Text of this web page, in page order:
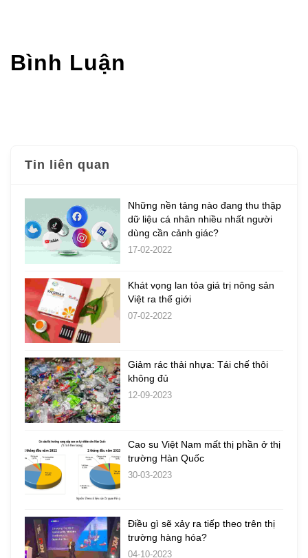
Bình Luận
Tin liên quan
Những nền tảng nào đang thu thập
dữ liệu cá nhân nhiều nhất người
dùng cần cảnh giác?
17-02-2022
Khát vọng lan tỏa giá trị nông sản
Việt ra thế giới
07-02-2022
Giảm rác thải nhựa: Tái chế thôi
không đủ
12-09-2023
Cao su Việt Nam mất thị phần ở thị
trường Hàn Quốc
30-03-2023
Điều gì sẽ xảy ra tiếp theo trên thị
trường hàng hóa?
04-10-2023